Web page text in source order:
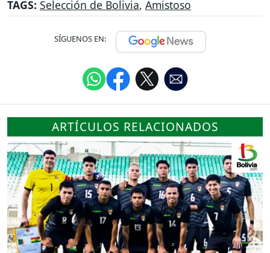
TAGS: Selección de Bolivia, Amistoso
SÍGUENOS EN:
ARTÍCULOS RELACIONADOS